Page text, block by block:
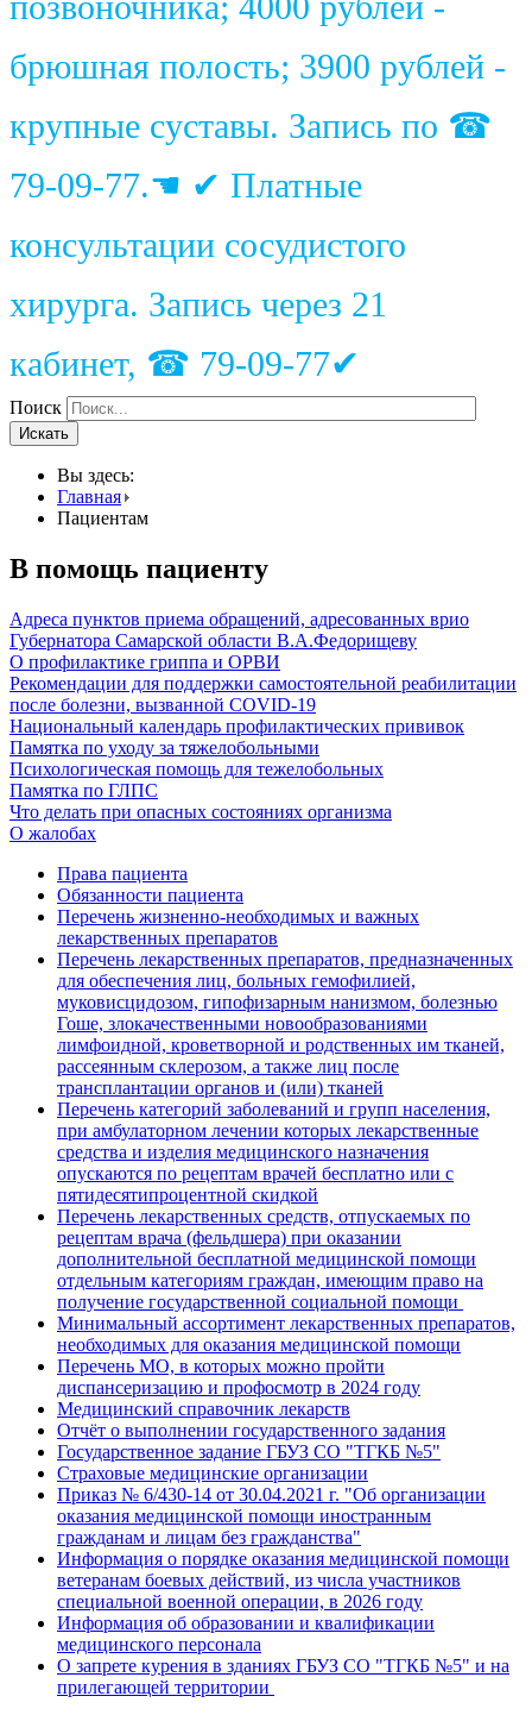
брюшная полость; 3900 рублей -
крупные суставы. Запись по ☎
79-09-77.☚ ✔ Платные
консультации сосудистого
хирурга. Запись через 21
кабинет, ☎ 79-09-77✔
Поиск
Искать
Вы здесь:
Главная
Пациентам
В помощь пациенту
Адреса пунктов приема обращений, адресованных врио
Губернатора Самарской области В.А.Федорищеву
О профилактике гриппа и ОРВИ
Рекомендации для поддержки самостоятельной реабилитации
после болезни, вызванной COVID-19
Национальный календарь профилактических прививок
Памятка по уходу за тяжелобольными
Психологическая помощь для тежелобольных
Памятка по ГЛПС
Что делать при опасных состояниях организма
О жалобах
Права пациента
Обязанности пациента
Перечень жизненно-необходимых и важных
лекарственных препаратов
Перечень лекарственных препаратов, предназначенных
для обеспечения лиц, больных гемофилией,
муковисцидозом, гипофизарным нанизмом, болезнью
Гоше, злокачественными новообразованиями
лимфоидной, кроветворной и родственных им тканей,
рассеянным склерозом, а также лиц после
трансплантации органов и (или) тканей
Перечень категорий заболеваний и групп населения,
при амбулаторном лечении которых лекарственные
средства и изделия медицинского назначения
опускаются по рецептам врачей бесплатно или с
пятидесятипроцентной скидкой
Перечень лекарственных средств, отпускаемых по
рецептам врача (фельдшера) при оказании
дополнительной бесплатной медицинской помощи
отдельным категориям граждан, имеющим право на
получение государственной социальной помощи
Минимальный ассортимент лекарственных препаратов,
необходимых для оказания медицинской помощи
Перечень МО, в которых можно пройти
диспансеризацию и профосмотр в 2024 году
Медицинский справочник лекарств
Отчёт о выполнении государственного задания
Государственное задание ГБУЗ СО "ТГКБ №5"
Страховые медицинские организации
Приказ № 6/430-14 от 30.04.2021 г. "Об организации
оказания медицинской помощи иностранным
гражданам и лицам без гражданства"
Информация о порядке оказания медицинской помощи
ветеранам боевых действий, из числа участников
специальной военной операции, в 2026 году
Информация об образовании и квалификации
медицинского персонала
О запрете курения в зданиях ГБУЗ СО "ТГКБ №5" и на
прилегающей территории